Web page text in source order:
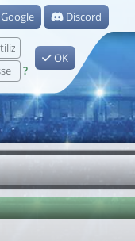
Google Discord
?
OK